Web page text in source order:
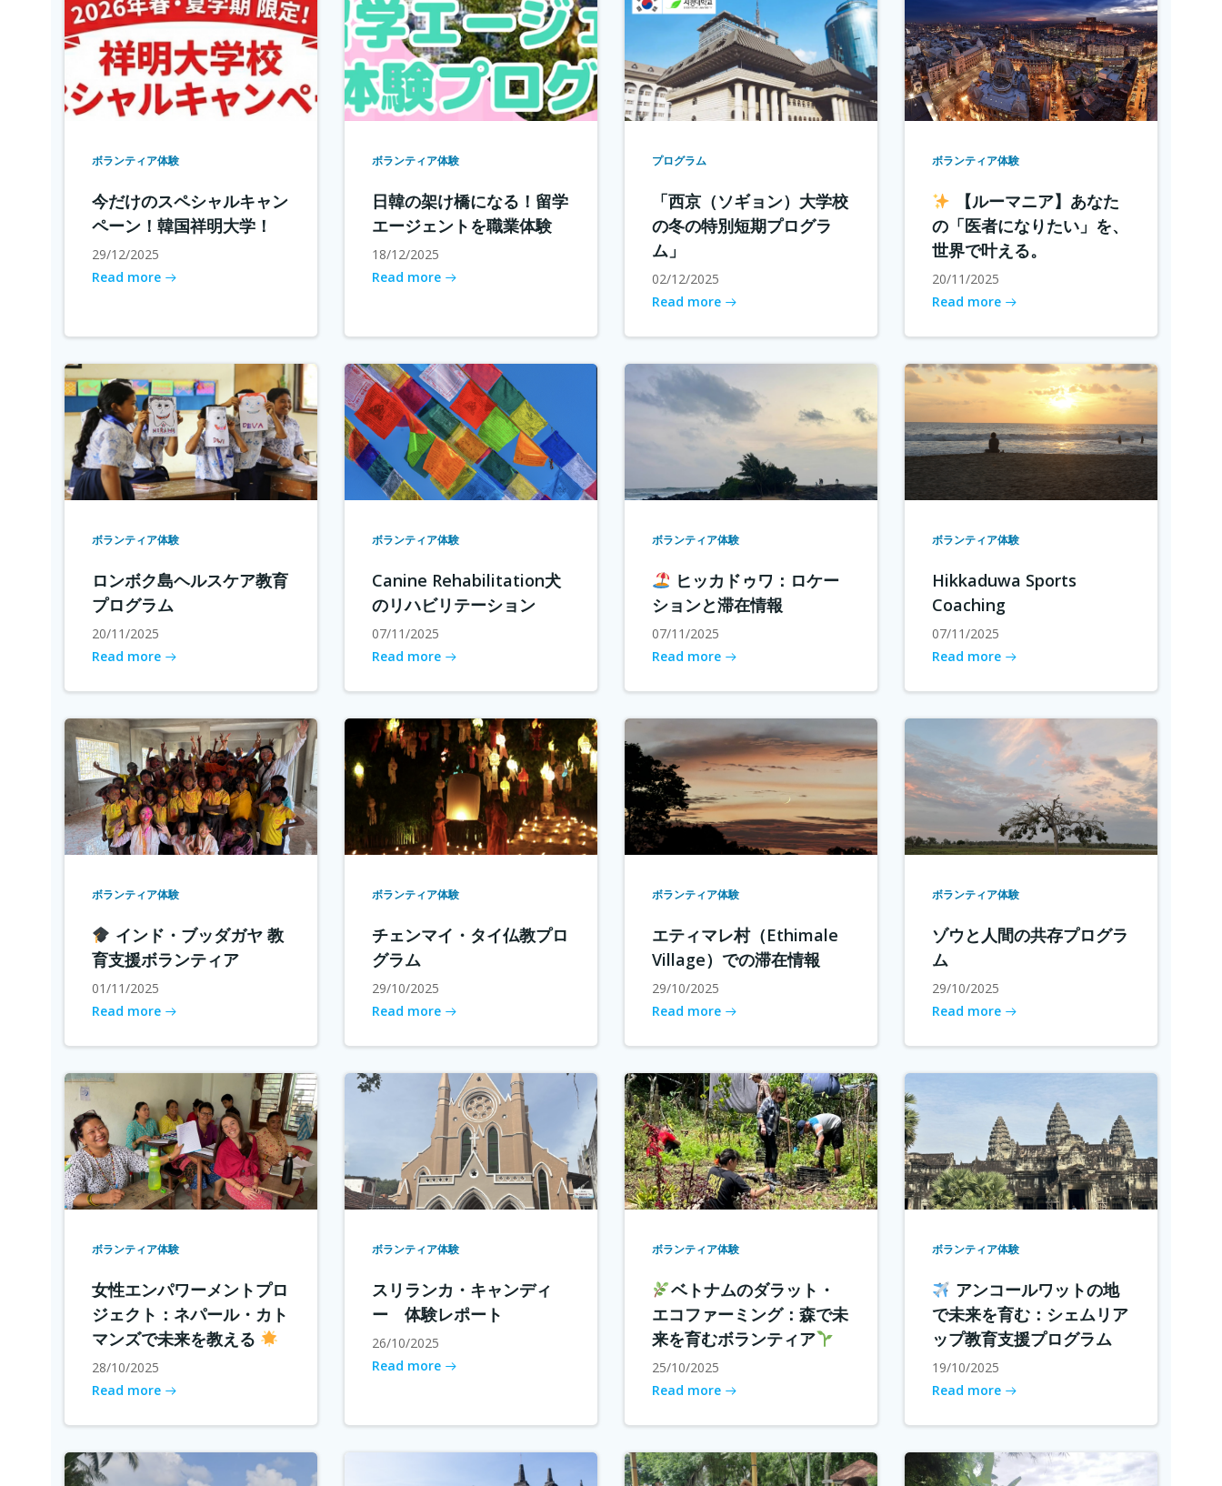
ボランティア体験
今だけのスペシャルキャン
ペーン！韓国祥明大学！
29/12/2025
Read more
ボランティア体験
日韓の架け橋になる！留学
エージェントを職業体験
18/12/2025
Read more
プログラム
「西京（ソギョン）大学校
の冬の特別短期プログラ
ム」
02/12/2025
Read more
ボランティア体験
【ルーマニア】あなた
の「医者になりたい」を、
世界で叶える。
20/11/2025
Read more
ボランティア体験
ロンボク島ヘルスケア教育
プログラム
20/11/2025
Read more
ボランティア体験
Canine Rehabilitation犬
のリハビリテーション
07/11/2025
Read more
ボランティア体験
ヒッカドゥワ：ロケー
ションと滞在情報
07/11/2025
Read more
ボランティア体験
Hikkaduwa Sports
Coaching
07/11/2025
Read more
ボランティア体験
インド・ブッダガヤ 教
育支援ボランティア
01/11/2025
Read more
ボランティア体験
チェンマイ・タイ仏教プロ
グラム
29/10/2025
Read more
ボランティア体験
エティマレ村（Ethimale
Village）での滞在情報
29/10/2025
Read more
ボランティア体験
ゾウと人間の共存プログラ
ム
29/10/2025
Read more
ボランティア体験
女性エンパワーメントプロ
ジェクト：ネパール・カト
マンズで未来を教える
28/10/2025
Read more
ボランティア体験
スリランカ・キャンディ
ー 体験レポート
26/10/2025
Read more
ボランティア体験
ベトナムのダラット・
エコファーミング：森で未
来を育むボランティア
25/10/2025
Read more
ボランティア体験
アンコールワットの地
で未来を育む：シェムリア
ップ教育支援プログラム
19/10/2025
Read more